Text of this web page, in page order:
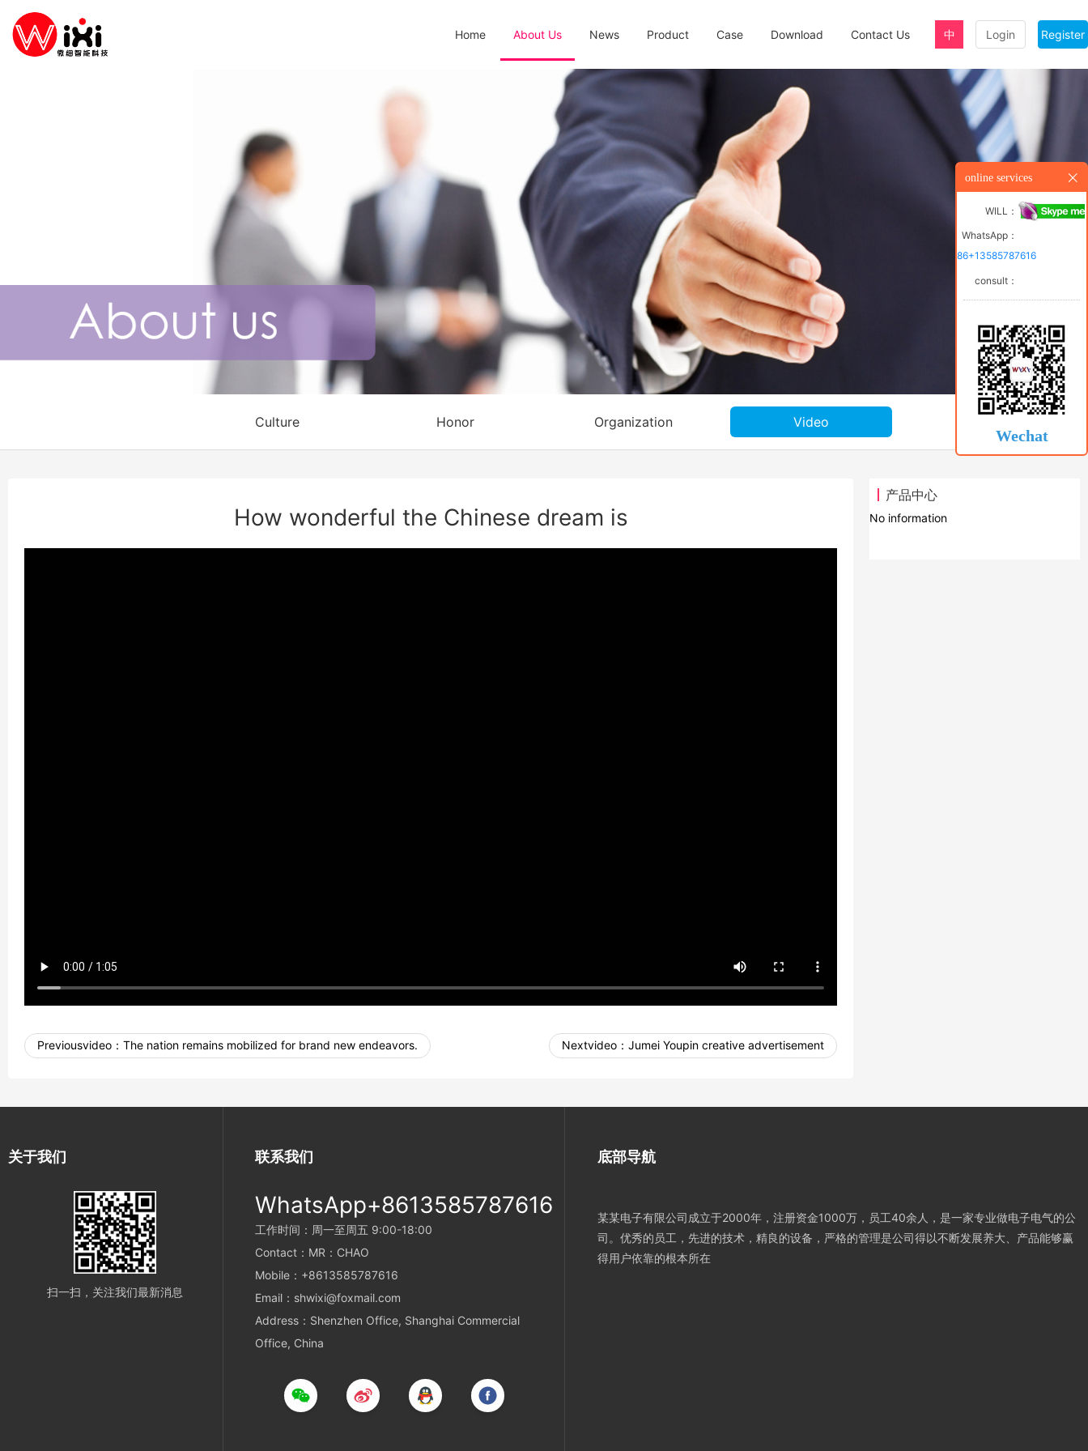
Login Register
中
Home About Us News Product Case Download Contact Us
Culture Honor Organization Video
产品中心
No information
How wonderful the Chinese dream is
Previousvideo： The nation remains mobilized for brand new endeavors. Nextvideo： Jumei Youpin creative advertisement
关于我们
扫一扫，关注我们最新消息
联系我们
WhatsApp+8613585787616
工作时间：周一至周五 9:00-18:00
Contact：MR：CHAO
Mobile：+8613585787616
Email：shwixi@foxmail.com
Address：Shenzhen Office, Shanghai Commercial
Office, China
底部导航
某某电子有限公司成立于2000年，注册资金1000万，员工40余人，是一家专业做电子电气的公
司。优秀的员工，先进的技术，精良的设备，严格的管理是公司得以不断发展养大、产品能够赢
得用户依靠的根本所在
online services
WILL：
WhatsApp：
86+13585787616
consult：
Wechat